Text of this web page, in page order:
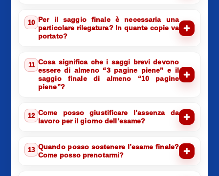
10 Per il saggio finale è necessaria una
particolare rilegatura? In quante copie va
portato?
11 Cosa significa che i saggi brevi devono
essere di almeno “3 pagine piene” e il
saggio finale di almeno “10 pagine
piene”?
12 Come posso giustificare l’assenza da
lavoro per il giorno dell’esame?
13 Quando posso sostenere l’esame finale?
Come posso prenotarmi?